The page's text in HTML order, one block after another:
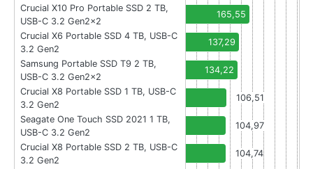
Crucial X10 Pro Portable SSD 2 TB,
USB-C 3.2 Gen2x2
165,55
Crucial X6 Portable SSD 4 TB, USB-C
3.2 Gen2
137,29
Samsung Portable SSD T9 2 TB,
USB-C 3.2 Gen2x2
134,22
Crucial X8 Portable SSD 1 TB, USB-C
3.2 Gen2
106,51
Seagate One Touch SSD 2021 1 TB,
USB-C 3.2 Gen2
104,97
Crucial X8 Portable SSD 2 TB, USB-C
3.2 Gen2
104,74